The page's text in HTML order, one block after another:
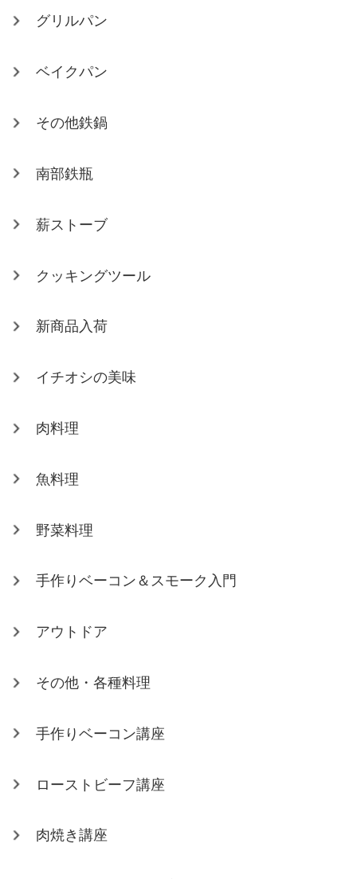
グリルパン
ベイクパン
その他鉄鍋
南部鉄瓶
薪ストーブ
クッキングツール
新商品入荷
イチオシの美味
肉料理
魚料理
野菜料理
手作りベーコン＆スモーク入門
アウトドア
その他・各種料理
手作りベーコン講座
ローストビーフ講座
肉焼き講座